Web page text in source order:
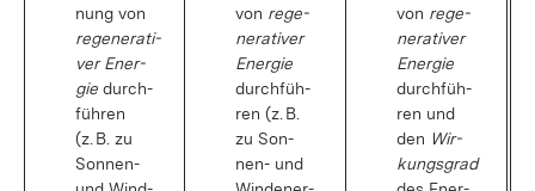
nung von
re­ge­ne­ra­ti­
ver Ener­
gie durch­
füh­ren
(z. B. zu
Son­nen-
von re­ge­
ne­ra­ti­ver
Ener­gie
durch­füh­
ren (z. B.
zu Son­
nen- und
von re­ge­
ne­ra­ti­ver
Ener­gie
durch­füh­
ren und
den Wir­
kungs­grad